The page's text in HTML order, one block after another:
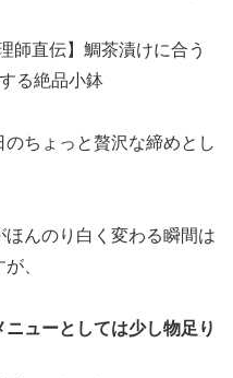
理師直伝】鯛茶漬けに合う
る絶品小鉢
ちょっと贅沢な締めとし
んのり白く変わる瞬間は
、
ニューとしては少し物足り